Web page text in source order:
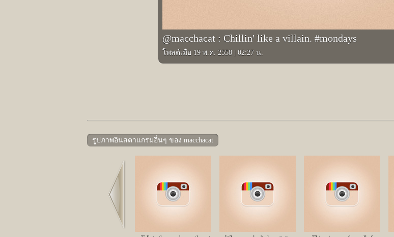
@macchacat : Chillin' like a villain. #mondays
โพสต์เมื่อ 19 พ.ค. 2558 02:27 น.
รูปภาพอินสตาแกรมอื่นๆ ของ macchacat